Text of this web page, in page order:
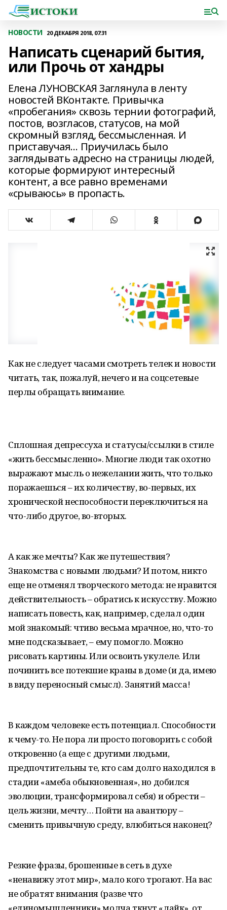
НОВОСТИ 20 ДЕКАБРЯ 2018, 07:31
Написать сценарий бытия,
или Прочь от хандры
Елена ЛУНОВСКАЯ Заглянула в ленту
новостей ВКонтакте. Привычка
«пробегания» сквозь тернии фотографий,
постов, возгласов, статусов, на мой
скромный взгляд, бессмысленная. И
приставучая… Приучилась было
заглядывать адресно на страницы людей,
которые формируют интересный
контент, а все равно временами
«срываюсь» в пропасть.
Как не следует часами смотреть телек и новости
читать, так, пожалуй, нечего и на соцсетевые
перлы обращать внимание.
Сплошная депрессуха и статусы/ссылки в стиле
«жить бессмысленно». Многие люди так охотно
выражают мысль о нежелании жить, что только
поражаешься – их количеству, во-первых, их
хронической неспособности переключиться на
что-либо другое, во-вторых.
А как же мечты? Как же путешествия?
Знакомства с новыми людьми? И потом, никто
еще не отменял творческого метода: не нравится
действительность – обратись к искусству. Можно
написать повесть, как, например, сделал один
мой знакомый: чтиво весьма мрачное, но, что-то
мне подсказывает, – ему помогло. Можно
рисовать картины. Или освоить укулеле. Или
починить все потекшие краны в доме (и да, имею
в виду переносный смысл). Занятий масса!
В каждом человеке есть потенциал. Способности
к чему-то. Не пора ли просто поговорить с собой
откровенно (а еще с другими людьми,
предпочтительны те, кто сам долго находился в
стадии «амеба обыкновенная», но добился
эволюции, трансформировал себя) и обрести –
цель жизни, мечту… Пойти на авантюру –
сменить привычную среду, влюбиться наконец?
Резкие фразы, брошенные в сеть в духе
«ненавижу этот мир», мало кого трогают. На вас
не обратят внимания (разве что